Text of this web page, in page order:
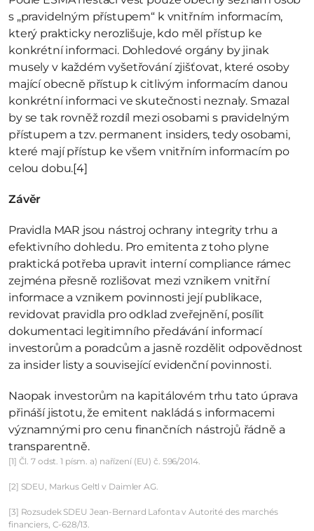
s „pravidelným přístupem“ k vnitřním informacím,
který prakticky nerozlišuje, kdo měl přístup ke
konkrétní informaci. Dohledové orgány by jinak
musely v každém vyšetřování zjišťovat, které osoby
mající obecně přístup k citlivým informacím danou
konkrétní informaci ve skutečnosti neznaly. Smazal
by se tak rovněž rozdíl mezi osobami s pravidelným
přístupem a tzv. permanent insiders, tedy osobami,
které mají přístup ke všem vnitřním informacím po
celou dobu.[4]
Závěr
Pravidla MAR jsou nástroj ochrany integrity trhu a
efektivního dohledu. Pro emitenta z toho plyne
praktická potřeba upravit interní compliance rámec
zejména přesně rozlišovat mezi vznikem vnitřní
informace a vznikem povinnosti její publikace,
revidovat pravidla pro odklad zveřejnění, posílit
dokumentaci legitimního předávání informací
investorům a poradcům a jasně rozdělit odpovědnost
za insider listy a související evidenční povinnosti.
Naopak investorům na kapitálovém trhu tato úprava
přináší jistotu, že emitent nakládá s informacemi
významnými pro cenu finančních nástrojů řádně a
transparentně.
[1] Čl. 7 odst. 1 písm. a) nařízení (EU) č. 596/2014.
[2] SDEU, Markus Geltl v Daimler AG.
[3] Rozsudek SDEU Jean-Bernard Lafonta v Autorité des marchés
financiers, C-628/13.